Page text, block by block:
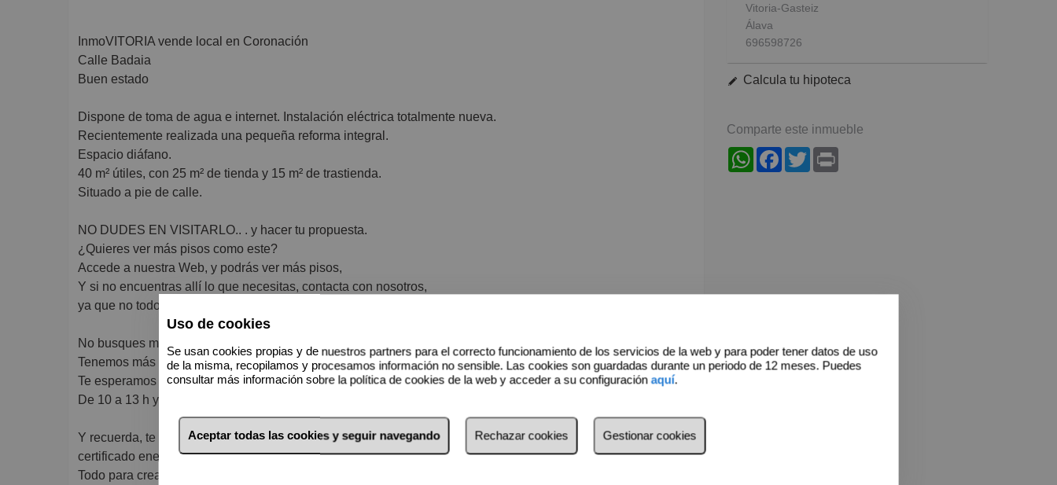
InmoVITORIA vende local en Coronación
Calle Badaia
Buen estado
Dispone de toma de agua e internet. Instalación eléctrica totalmente nueva.
Recientemente realizada una pequeña reforma integral.
Espacio diáfano.
40 m² útiles, con 25 m² de tienda y 15 m² de trastienda.
Situado a pie de calle.
NO DUDES EN VISITARLO.. . y hacer tu propuesta.
¿Quieres ver más pisos como este?
Accede a nuestra Web, y podrás ver más pisos,
Y si no encuentras allí lo que necesitas, contacta con nosotros,
ya que no todos los pisos son publicados, por expreso deseo del propietario.
No busques más. !
Tenemos más de 430 pisos en Stock, seguro que conseguimos lo que necesitas. !
Te esperamos en, Avda. GASTEIZ, nº 90 Bajo,
De 10 a 13 h y de 16 a 20 h de lunes a viernes.
Y recuerda, te ofrece todos los servicios que necesitas,
certificado energético, seguros, alarmas, reformas e interiorismo y gremios.
Todo para crear TU HOGAR.
Vitoria-Gasteiz
Álava
696598726
Calcula tu hipoteca
Comparte este inmueble
WhatsAppFacebook
Twitter
Uso de cookies
Se usan cookies propias y de nuestros partners para el correcto funcionamiento de los servicios de la web y para poder tener datos de uso
de la misma, recopilamos y procesamos información no sensible. Las cookies son guardadas durante un periodo de 12 meses. Puedes
consultar más información sobre la política de cookies de la web y acceder a su configuraciónaquí.
Aceptar todas las cookies y seguir navegando Rechazar cookies Gestionar cookies